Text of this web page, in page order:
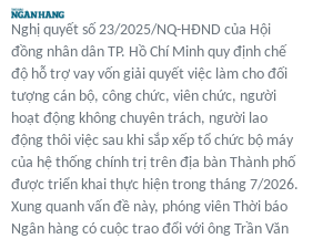
Nghị quyết số 23/2025/NQ-HĐND của Hội
đồng nhân dân TP. Hồ Chí Minh quy định chế
độ hỗ trợ vay vốn giải quyết việc làm cho đối
tượng cán bộ, công chức, viên chức, người
hoạt động không chuyên trách, người lao
động thôi việc sau khi sắp xếp tổ chức bộ máy
của hệ thống chính trị trên địa bàn Thành phố
được triển khai thực hiện trong tháng 7/2026.
Xung quanh vấn đề này, phóng viên Thời báo
Ngân hàng có cuộc trao đổi với ông Trần Văn